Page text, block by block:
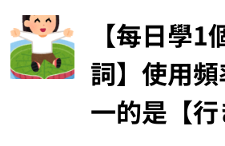
【每日學1
詞】使用
一的是【行